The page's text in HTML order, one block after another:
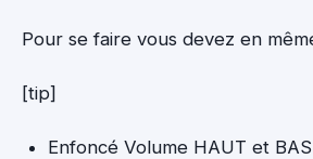
Pour se faire vous devez en
[tip]
Enfoncé Volume HAUT et